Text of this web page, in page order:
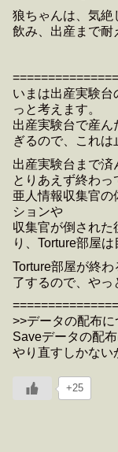
狼ちゃんは、気絶
飲み、出産まで耐
いまは出産実験台
っと考えます。
出産実験台で産ん
ぎるので、これは
出産実験台まで済
とりあえず終わっ
亜人情報収集官の
ションや
収集官が倒され
り、Torture部屋
Torture部屋が終
了するので、やっ
>>データの配布に
Saveデータの配
やり直すしかない
+25